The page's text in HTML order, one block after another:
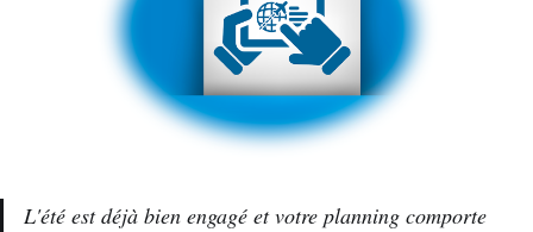
L'été est déjà bien engagé et votre planning comporte